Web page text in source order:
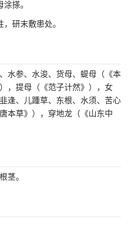
搽。
研末敷患处。
水参、水浚、货母、蝭母（《本
，提母（《范子计然》），女
逢、儿踵草、东根、水须、苦心
本草》），穿地龙（《山东中
茎。